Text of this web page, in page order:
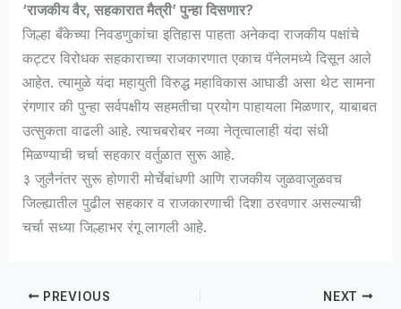
‘राजकीय वैर, सहकारात मैत्री’ पुन्हा दिसणार?
जिल्हा बँकेच्या निवडणुकांचा इतिहास पाहता अनेकदा राजकीय पक्षांचे
कट्टर विरोधक सहकाराच्या राजकारणात एकाच पॅनेलमध्ये दिसून आले
आहेत. त्यामुळे यंदा महायुती विरुद्ध महाविकास आघाडी असा थेट सामना
रंगणार की पुन्हा सर्वपक्षीय सहमतीचा प्रयोग पाहायला मिळणार, याबाबत
उत्सुकता वाढली आहे. त्याचबरोबर नव्या नेतृत्वालाही यंदा संधी
मिळण्याची चर्चा सहकार वर्तुळात सुरू आहे.
३ जुलैनंतर सुरू होणारी मोर्चेबांधणी आणि राजकीय जुळवाजुळवच
जिल्ह्यातील पुढील सहकार व राजकारणाची दिशा ठरवणार असल्याची
चर्चा सध्या जिल्हाभर रंगू लागली आहे.
PREVIOUS NEXT